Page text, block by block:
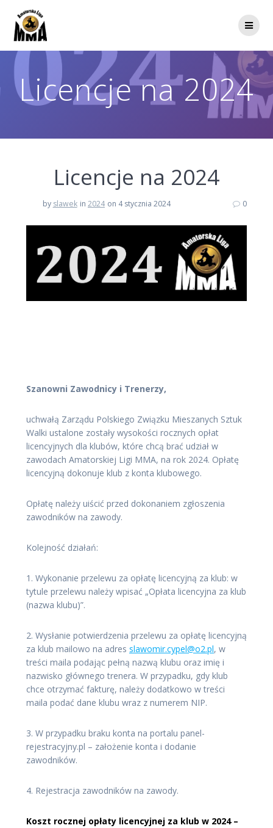
Licencje na 2024
Licencje na 2024
by slawek in 2024 on 4 stycznia 2024 0
Szanowni Zawodnicy i Trenerzy,
uchwałą Zarządu Polskiego Związku Mieszanych Sztuk
Walki ustalone zostały wysokości rocznych opłat
licencyjnych dla klubów, które chcą brać udział w
zawodach Amatorskiej Ligi MMA, na rok 2024. Opłatę
licencyjną dokonuje klub z konta klubowego.
Opłatę należy uiścić przed dokonaniem zgłoszenia
zawodników na zawody.
Kolejność działań:
1. Wykonanie przelewu za opłatę licencyjną za klub: w
tytule przelewu należy wpisać „Opłata licencyjna za klub
(nazwa klubu)”.
2. Wysłanie potwierdzenia przelewu za opłatę licencyjną
za klub mailowo na adres slawomir.cypel@o2.pl, w
treści maila podając pełną nazwą klubu oraz imię i
nazwisko głównego trenera. W przypadku, gdy klub
chce otrzymać fakturę, należy dodatkowo w treści
maila podać dane klubu wraz z numerem NIP.
3. W przypadku braku konta na portalu panel-
rejestracyjny.pl – założenie konta i dodanie
zawodników.
4. Rejestracja zawodników na zawody.
Koszt rocznej opłaty licencyjnej za klub w 2024 –